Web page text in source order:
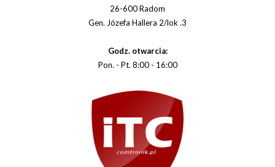
26-600 Radom
Gen. Józefa Hallera 2/lok .3
Godz. otwarcia:
Pon. - Pt. 8:00 - 16:00